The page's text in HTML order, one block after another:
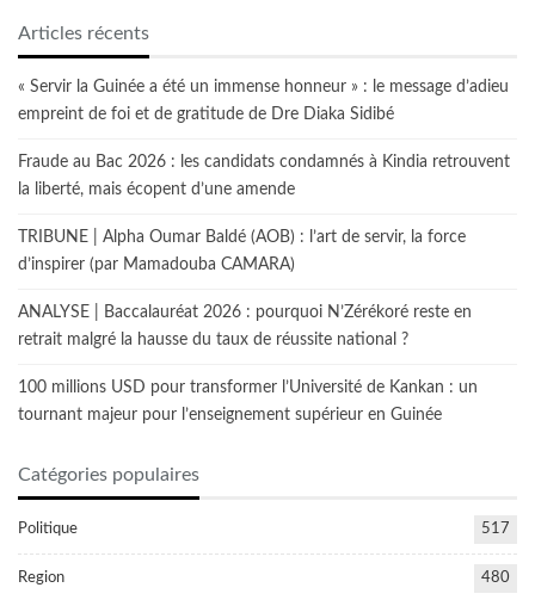
Articles récents
« Servir la Guinée a été un immense honneur » : le message d’adieu
empreint de foi et de gratitude de Dre Diaka Sidibé
Fraude au Bac 2026 : les candidats condamnés à Kindia retrouvent
la liberté, mais écopent d’une amende
TRIBUNE | Alpha Oumar Baldé (AOB) : l’art de servir, la force
d’inspirer (par Mamadouba CAMARA)
ANALYSE | Baccalauréat 2026 : pourquoi N’Zérékoré reste en
retrait malgré la hausse du taux de réussite national ?
100 millions USD pour transformer l’Université de Kankan : un
tournant majeur pour l’enseignement supérieur en Guinée
Catégories populaires
Politique 517
Region 480